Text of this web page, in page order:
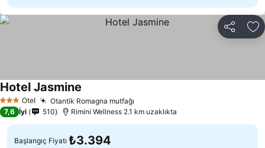
Paylaş
3 YıldızOtel Otantik Romagna mutfağı
Hotel Jasmine
7,6 İyi 510 Rimini Wellness 2.1 km uzaklıkta
Başlangıç Fiyatı ₺3.394